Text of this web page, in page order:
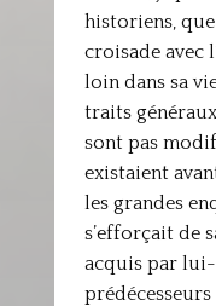
historiens,
croisade avec
loin dans sa
traits
sont pas
existaient
les grandes
s’efforçait de
acquis par lui-